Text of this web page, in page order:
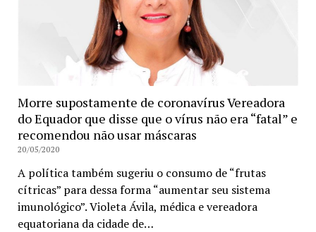
Morre supostamente de coronavírus Vereadora
do Equador que disse que o vírus não era “fatal” e
recomendou não usar máscaras
20/05/2020
A política também sugeriu o consumo de “frutas
cítricas” para dessa forma “aumentar seu sistema
imunológico”. Violeta Ávila, médica e vereadora
equatoriana da cidade de…